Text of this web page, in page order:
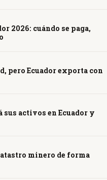
2026: cuándo se paga,
pero Ecuador exporta con
sus activos en Ecuador y
minero de forma